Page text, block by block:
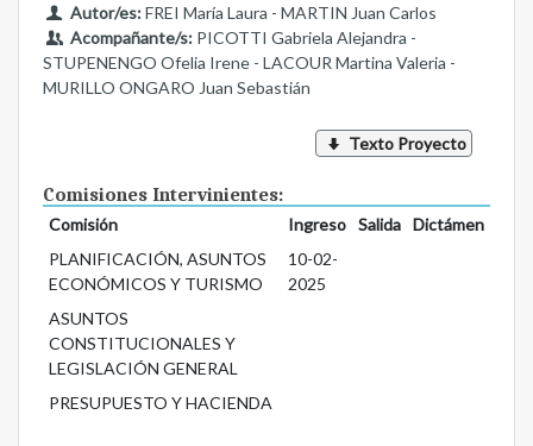
Autor/es:FREI María Laura - MARTIN Juan Carlos
Acompañante/s:PICOTTI Gabriela Alejandra -
STUPENENGO Ofelia Irene - LACOUR Martina Valeria -
MURILLO ONGARO Juan Sebastián
Texto Proyecto
Comisiones Intervinientes:
Comisión Ingreso Salida
Dictámen
PLANIFICACIÓN, ASUNTOS
ECONÓMICOS Y TURISMO
10-02-
2025
ASUNTOS
CONSTITUCIONALES Y
LEGISLACIÓN GENERAL
PRESUPUESTO Y HACIENDA